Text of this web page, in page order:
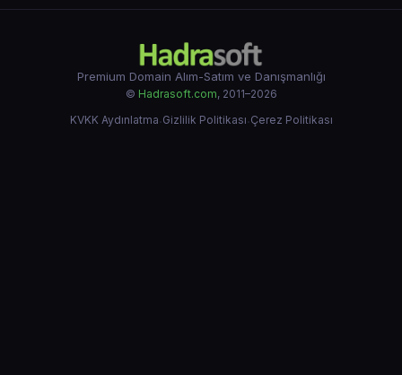
Premium Domain Alım-Satım ve Danışmanlığı
© Hadrasoft.com, 2011–2026
KVKK Aydınlatma·Gizlilik Politikası·Çerez Politikası